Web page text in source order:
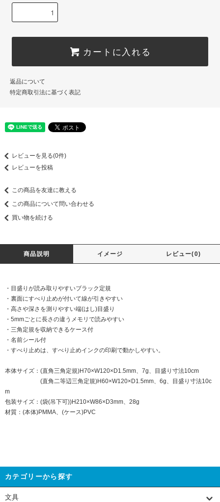
カートに入れる
返品について
特定商取引法に基づく表記
レビューを見る(0件)
レビューを投稿
この商品を友達に教える
この商品について問い合わせる
買い物を続ける
商品説明 イメージ レビュー(0)
・目盛りが読み取りやすいブラック定規
・裏面にすべり止めが付いて線が引きやすい
・高さや深さを測りやすい端(はし)目盛り
・5mmごとに長さの違うメモリで読みやすい
・三角定規を収納できるケース付
・名前シール付
・すべり止めは、すべり止めインクの印刷で動かしやすい。
本体サイズ：(直角三角定規)H70×W120×D1.5mm、7g、目盛り寸法10cm
(直角二等辺三角定規)H60×W120×D1.5mm、6g、目盛り寸法10c
m
包装サイズ：(袋(吊下可))H210×W86×D3mm、28g
材質：(本体)PMMA、(ケース)PVC
カテゴリーから探す
文具